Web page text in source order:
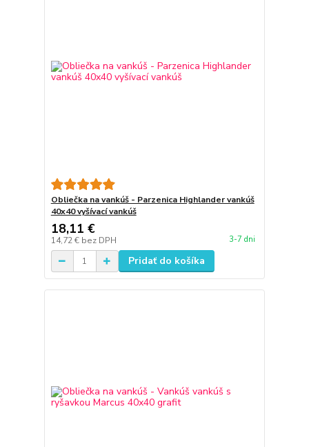
Obliečka na vankúš - Parzenica Highlander vankúš
40x40 vyšívací vankúš
18,11 €
14,72 € bez DPH 3-7 dni
Pridať do košíka